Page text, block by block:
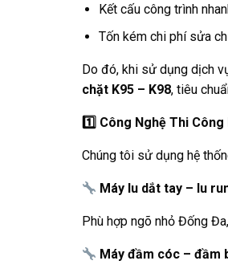
Kết cấu công trình
Tốn kém chi phí sửa
Do đó, khi sử dụng dịch
chặt K95 – K98, tiêu
1️ Công Nghệ Thi
Chúng tôi sử dụng hệ
Máy lu dắt tay – lu
Phù hợp ngõ nhỏ Đống
Máy đầm cóc – đầm